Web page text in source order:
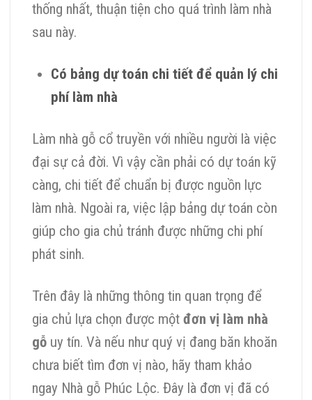
thống nhất, thuận tiện cho quá trình làm nhà
sau này.
Có bảng dự toán chi tiết để quản lý chi
phí làm nhà
Làm nhà gỗ cổ truyền với nhiều người là việc
đại sự cả đời. Vì vậy cần phải có dự toán kỹ
càng, chi tiết để chuẩn bị được nguồn lực
làm nhà. Ngoài ra, việc lập bảng dự toán còn
giúp cho gia chủ tránh được những chi phí
phát sinh.
Trên đây là những thông tin quan trọng để
gia chủ lựa chọn được mộtđơn vị làm nhà
gỗ uy tín. Và nếu như quý vị đang băn khoăn
chưa biết tìm đơn vị nào, hãy tham khảo
ngay Nhà gỗ Phúc Lộc. Đây là đơn vị đã có